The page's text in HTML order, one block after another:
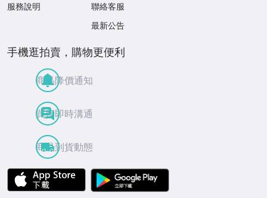
服務說明
聯絡客服
最新公告
手機逛拍賣，購物更便利
商品降價通知
買賣即時溝通
商品到貨動態
APP Store